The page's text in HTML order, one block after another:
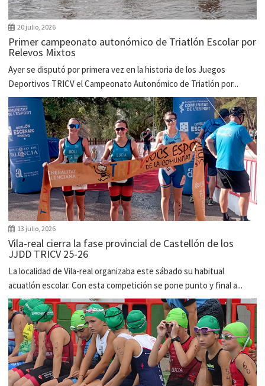
20 julio, 2026
Primer campeonato autonómico de Triatlón Escolar por
Relevos Mixtos
Ayer se disputó por primera vez en la historia de los Juegos
Deportivos TRICV el Campeonato Autonómico de Triatlón por...
13 julio, 2026
Vila-real cierra la fase provincial de Castellón de los
JJDD TRICV 25-26
La localidad de Vila-real organizaba este sábado su habitual
acuatlón escolar. Con esta competición se pone punto y final a...